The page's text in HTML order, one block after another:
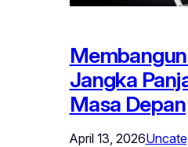
Jangka
Masa Depan
April 13, 2026